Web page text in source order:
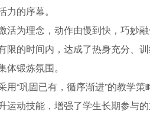
的序幕。
活为理念，动作由慢到快，巧妙
限的时间内，达成了热身充分、
锻炼氛围。
用“巩固已有，循序渐进”的教学
动技能，增强了学生长期参与的